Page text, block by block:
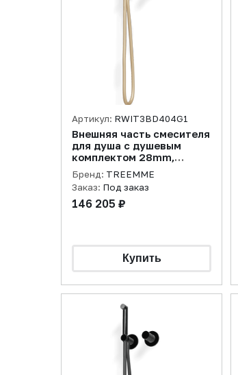
Артикул: RWIT3BD404G1
Внешняя часть смесителя
для душа с душевым
комплектом 28mm,
желтое золото PVD
Бренд: TREEMME
Заказ: Под заказ
146 205 ₽